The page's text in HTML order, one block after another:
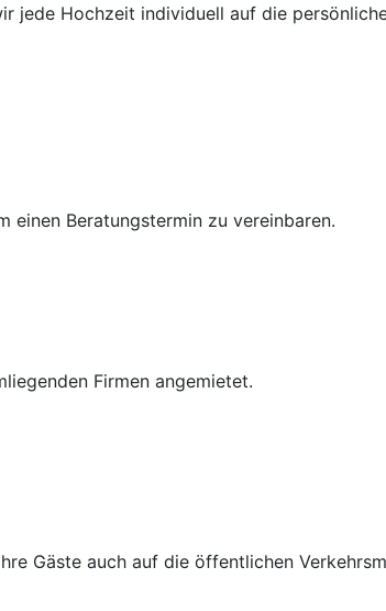
jede Hochzeit individuell auf die
einen Beratungstermin zu vereinbaren.
Firmen angemietet.
Gäste auch auf die öffentlichen